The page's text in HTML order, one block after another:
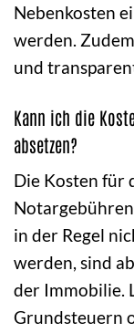
Nebenkosten
werden.
und
Kann ich die
absetzen?
Die Kosten für
in der Regel
werden, sind
der Immobilie.
Grundsteuern